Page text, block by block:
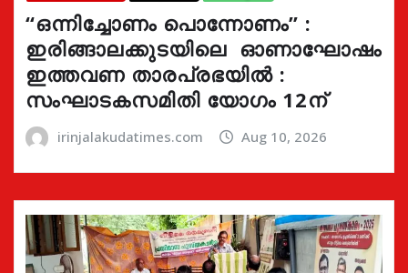
“ഒന്നിച്ചോണം പൊന്നോണം” :
ഇരിങ്ങാലക്കുടയിലെ ഓണാഘോഷം
ഇത്തവണ താരപ്രഭയിൽ :
സംഘാടകസമിതി യോഗം 12ന്
irinjalakudatimes.com Aug 10, 2026